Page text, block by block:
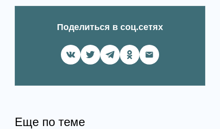
Поделиться в соц.сетях
Еще по теме